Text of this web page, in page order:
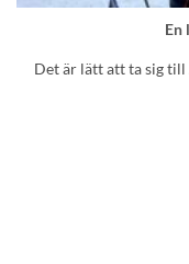
En
Det är lätt att ta sig